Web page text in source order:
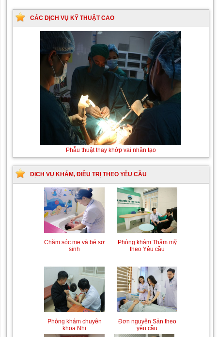
CÁC DỊCH VỤ KỸ THUẬT CAO
Phẫu thuật thay khớp vai nhân tạo
DỊCH VỤ KHÁM, ĐIỀU TRỊ THEO YÊU CẦU
Chăm sóc mẹ và bé sơ
sinh
Trung tâm chăm sóc mẹ
bầu và sau sinh
theo Yêu cầu
Khám bệnh nhân mắc
các bệnh lý về xương,
Chiếu tia Plasma lạnh hỗ
trợ điều trị vết thương
Khám bệnh nhân sau
phẫu thuật